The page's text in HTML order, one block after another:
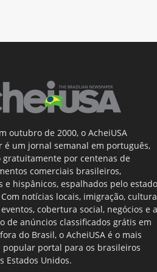
outubro de 2000, o AcheiUSA
é um jornal semanal em português,
por centenas de
comerciais brasileiros,
e hispânicos, espalhados pelo estado
notícias locais, imigração,
cobertura social, negócios e a
de anúncios classificados grátis em
do Brasil, o AcheiUSA é o mais
popular portal para os brasileiros
Estados Unidos.